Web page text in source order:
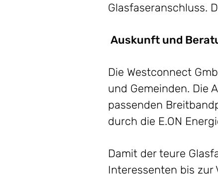
Glasfaseranschluss.
Auskunft und
Die Westconnect
und Gemeinden. Die
passenden
durch die E.ON
Damit der teure
Interessenten bis zur